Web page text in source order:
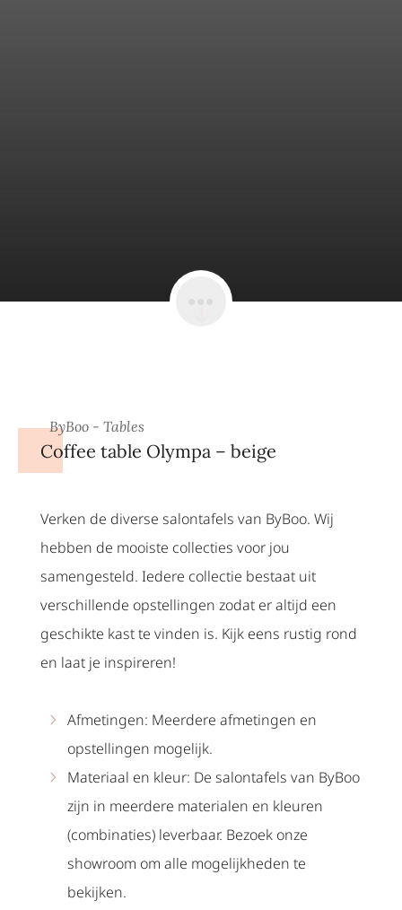
ByBoo - Tables
Coffee table Olympa – beige
Verken de diverse salontafels van ByBoo. Wij
hebben de mooiste collecties voor jou
samengesteld. Iedere collectie bestaat uit
verschillende opstellingen zodat er altijd een
geschikte kast te vinden is. Kijk eens rustig rond
en laat je inspireren!
Afmetingen: Meerdere afmetingen en
opstellingen mogelijk.
Materiaal en kleur: De salontafels van ByBoo
zijn in meerdere materialen en kleuren
(combinaties) leverbaar. Bezoek onze
showroom om alle mogelijkheden te
bekijken.